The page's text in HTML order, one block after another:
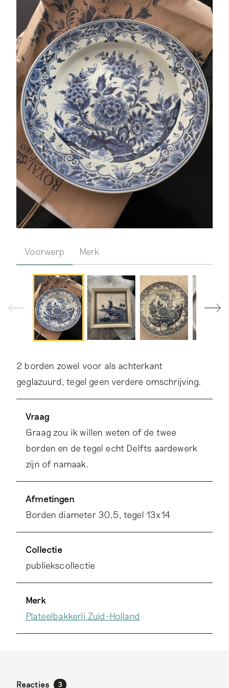
Voorwerp Merk
2 borden zowel voor als achterkant
geglazuurd, tegel geen verdere omschrijving.
Vraag
Graag zou ik willen weten of de twee
borden en de tegel echt Delfts aardewerk
zijn of namaak.
Afmetingen
Borden diameter 30,5, tegel 13x14
Collectie
publiekscollectie
Merk
Plateelbakkerij Zuid-Holland
Reacties 3